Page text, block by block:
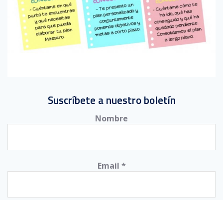
Suscríbete a nuestro boletín
Nombre
Email *